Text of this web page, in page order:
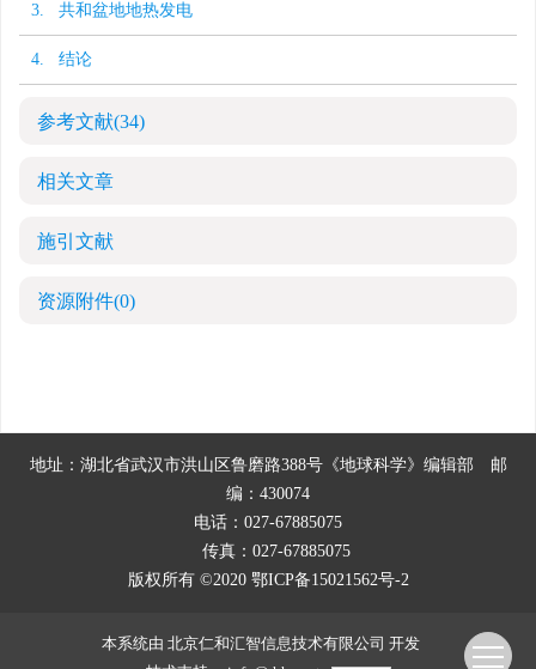
3. 共和盆地地热发电
4. 结论
参考文献(34)
相关文章
施引文献
资源附件(0)
地址：湖北省武汉市洪山区鲁磨路388号《地球科学》编辑部 邮
编：430074
电话：027-67885075
传真：027-67885075
版权所有 ©2020 鄂ICP备15021562号-2
本系统由 北京仁和汇智信息技术有限公司 开发